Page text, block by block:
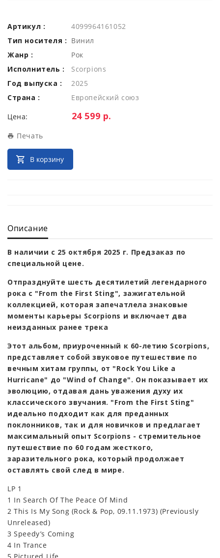
Артикул :
4099964161052
Тип носителя : Винил
Жанр :
Рок
Исполнитель :
Scorpions
Год выпуска :
2025
Страна :
Европейский союз
Цена: Цена:
24 599 р.
Печать
В корзину
Описание
В наличии с 25 октября 2025 г. Предзаказ по
специальной цене.
Отпразднуйте шесть десятилетий легендарного
рока с "From the First Sting", зажигательной
коллекцией, которая запечатлела знаковые
моменты карьеры Scorpions и включает два
неизданных ранее трека
Этот альбом, приуроченный к 60-летию Scorpions,
представляет собой звуковое путешествие по
вечным хитам группы, от "Rock You Like a
Hurricane" до "Wind of Change". Он показывает их
эволюцию, отдавая дань уважения духу их
классического звучания. "From the First Sting"
идеально подходит как для преданных
поклонников, так и для новичков и предлагает
максимальный опыт Scorpions - стремительное
путешествие по 60 годам жесткого,
заразительного рока, который продолжает
оставлять свой след в мире.
LP 1
1 In Search Of The Peace Of Mind
2 This Is My Song (Rock & Pop, 09.11.1973) (Previously
Unreleased)
3 Speedy’s Coming
4 In Trance